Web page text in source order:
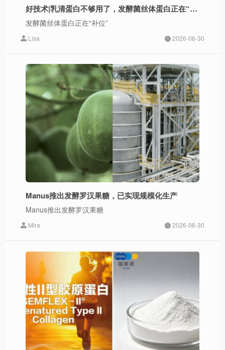
好技术|乳清蛋白不够用了，发酵菌丝体蛋白正在“补位”
发酵菌丝体蛋白正在“补位”
Lisa 2026-06-30
Manus推出发酵罗汉果糖，已实现规模化生产
Manus推出发酵罗汉果糖
Mira 2026-06-30